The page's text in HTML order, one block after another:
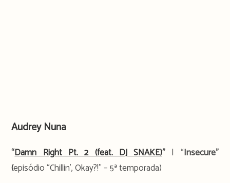
Audrey Nuna
“Damn Right Pt. 2 (feat. DJ SNAKE)” | “Insecure”
(episódio “Chillin’, Okay?!” – 5ª temporada)